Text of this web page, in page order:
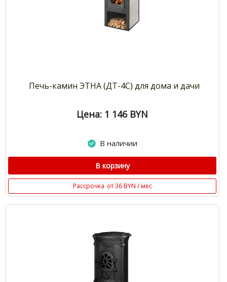
Печь-камин ЭТНА (ДТ-4С) для дома и дачи
Цена: 1 146 BYN
В наличии
В корзину
Рассрочка от 36 BYN / мес